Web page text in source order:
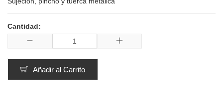
Cantidad:
Añadir al Carrito